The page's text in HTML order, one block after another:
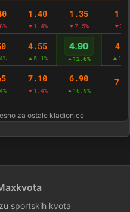
1.40
1.4%
1.35
7.5%
4.55
5.1%
4.90
12.6%
7.10
1.4%
6.90
16.9%
za ostale kladionice
sportskih kvota